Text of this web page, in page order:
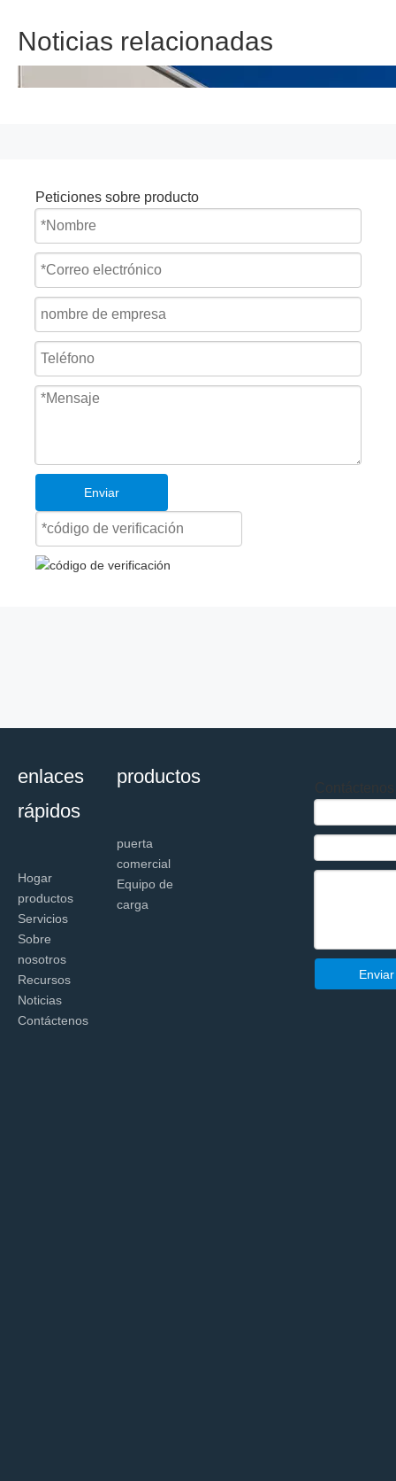
Noticias relacionadas
¿Qué tipo de puertas comerciales e industriales?
Peticiones sobre producto
Enviar
enlaces
rápidos
Hogar
productos
Servicios
Sobre
nosotros
Recursos
Noticias
Contáctenos
productos
puerta
comercial
Equipo de
carga
Enviar